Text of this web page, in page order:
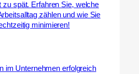
zu spät. Erfahren Sie, welche
zählen und wie Sie
minimieren!